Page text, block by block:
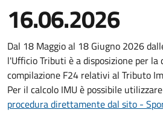
16.06.2026
Dal 18 Maggio al 18 Giugno 2026
l'Ufficio Tributi è a disposizione per la
compilazione F24 relativi al Tributo
Per il calcolo IMU è possibile
procedura direttamente dal sito -